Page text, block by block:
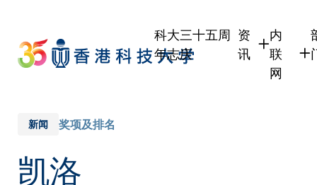
main
content
科大三十五周
年志庆
资
讯
内
联
网
新闻 奖项及排名
凯洛